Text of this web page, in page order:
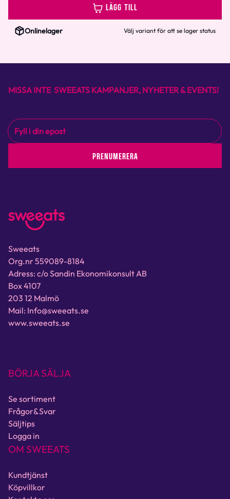
LÄGG TILL
Onlinelager Välj variant för att se lager status
MISSA INTE SWEEATS KAMPANJER, NYHETER & EVENTS!
PRENUMERERA
Sweeats
Org.nr 559089-8184
Adress: c/o Sandin Ekonomikonsult AB
Box 4107
203 12 Malmö
Mail: Info@sweeats.se
www.sweeats.se
BÖRJA SÄLJA
Se sortiment
Frågor&Svar
Säljtips
Logga in
OM SWEEATS
Kundtjänst
Köpvillkor